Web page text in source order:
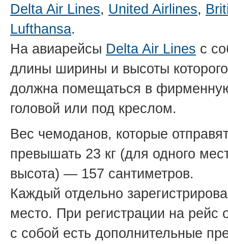
Delta Air Lines, United Airlines,
Lufthansa.
На авиарейсы Delta Air Lines с
длины ширины и высоты
должна помещаться в
головой или под креслом.
Вес чемоданов, которые
превышать 23 кг (для одного
высота) — 157 сантиметров.
Каждый отдельно
место. При регистрации на рейс
с собой есть дополнительные